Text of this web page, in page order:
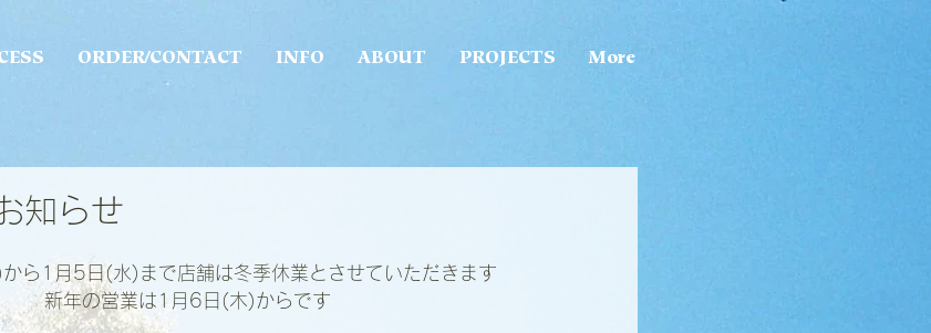
ORDER/CONTACT INFO ABOUT PROJECTS More
知らせ
ら1月5日(水)まで店舗は冬季休業とさせていただきます
新年の営業は1月6日(木)からです